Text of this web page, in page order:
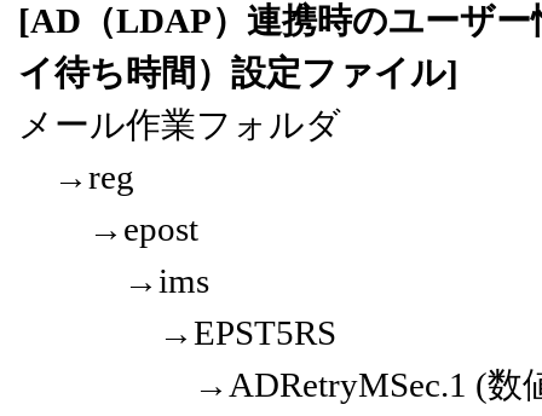
[AD（LDAP）連携時のユーザ
イ待ち時間）設定ファイル]
メール作業フォルダ
→reg
→epost
→ims
→EPST5RS
→ADRetryMSec.1 (数値)